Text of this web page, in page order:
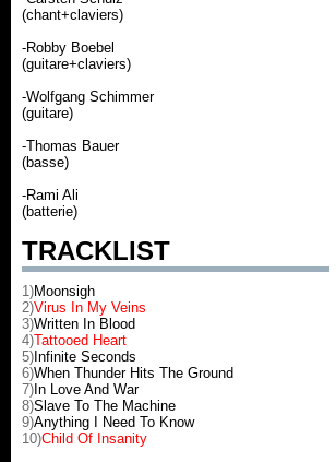
(chant+claviers)
-Robby Boebel
(guitare+claviers)
-Wolfgang Schimmer
(guitare)
-Thomas Bauer
(basse)
-Rami Ali
(batterie)
TRACKLIST
1)Moonsigh
2)Virus In My Veins
3)Written In Blood
4)Tattooed Heart
5) Infinite Seconds
6)When Thunder Hits The Ground
7) In Love And War
8)Slave To The Machine
9)Anything I Need To Know
10)Child Of Insanity